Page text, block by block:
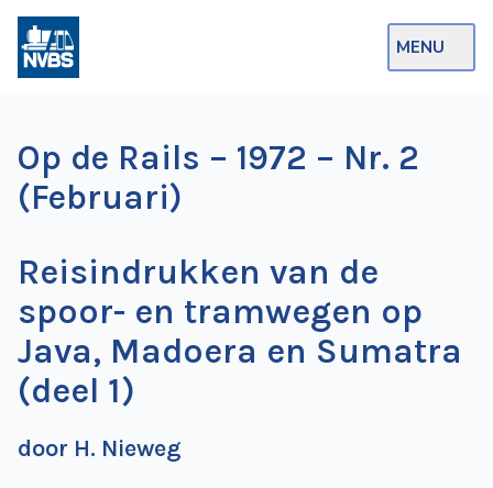
MENU
Op de Rails
NVBS Actueel
Afdelingen
Excursies
Actueel
Ons
aanbod
Op de Rails – 1972 – Nr. 2
(Februari)
Reisindrukken van de
spoor- en tramwegen op
Java, Madoera en Sumatra
(deel 1)
door H. Nieweg